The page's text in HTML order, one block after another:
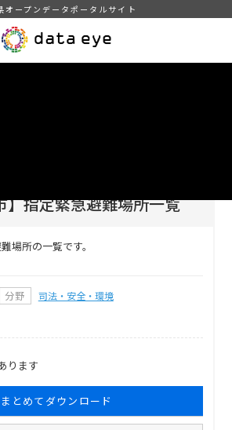
オープンデータポータルサイト
】指定緊急避難場所一覧
場所の一覧です。
分野 司法・安全・環境
ります
まとめてダウンロード